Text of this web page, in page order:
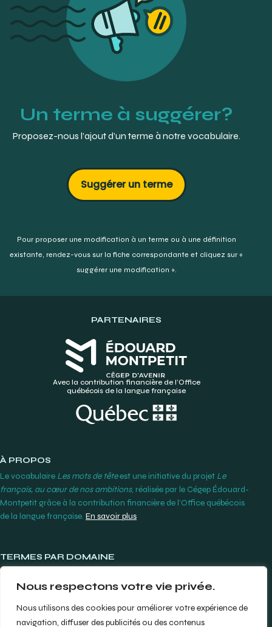
Nous respectons votre vie privée.
Nous utilisons des cookies pour améliorer votre expérience de
navigation, diffuser des publicités ou des contenus
Hanssens, J.-M.(2010). Petit guide d'optique
ophtalmique (Édition octobre 2010). École d'optométrie
Université de Montréal. P.28.
https://www.iso.org/obp/ui/fr/#iso:std:iso:13666:ed-
3:v1:fr (Consulté le 2023-11-06)
https://www.iso.org/obp/ui/fr/#iso:std:iso:13666:ed-
3:v1:en (Consulté le 2023-11-06)
Un terme à suggérer?
Proposez-nous l’ajout d’un terme à notre vocabulaire.
Suggérer un terme
Pour proposer une modification à un terme ou à une définition
existante, rendez-vous sur la fiche correspondante et cliquez sur «
suggérer une modification ».
PARTENAIRES
Avec la contribution financière de l’Office
québécois de la langue française
À PROPOS
Le vocabulaire Les mots de têteest une initiative du projet Le
français, au cœur de nos ambitions, réalisée par le Cégep Édouard-
Montpetit grâce à la contribution financière de l’Office québécois
de la langue française. En savoir plus
TERMES PAR DOMAINE
Orthodontie
Prothèses dentaires